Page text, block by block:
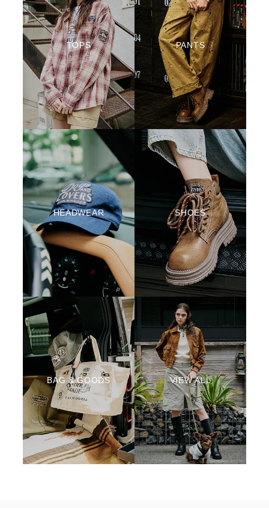
TOPS PANTS
HEADWEAR SHOES
BAG & GOODS VIEW ALL